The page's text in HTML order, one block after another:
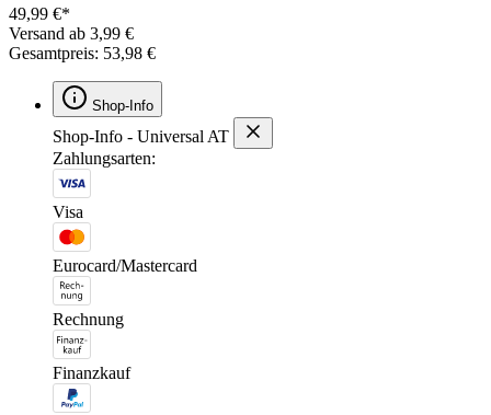
49,99 €*
Versand ab 3,99 €
Gesamtpreis: 53,98 €
Shop-Info
Shop-Info - Universal AT
Zahlungsarten:
Visa
Eurocard/Mastercard
Rechnung
Finanzkauf